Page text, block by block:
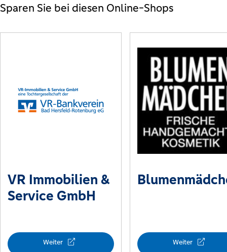
Sparen Sie bei diesen Online-Shops
VR Immobilien &
Service GmbH
Weiter Weiter